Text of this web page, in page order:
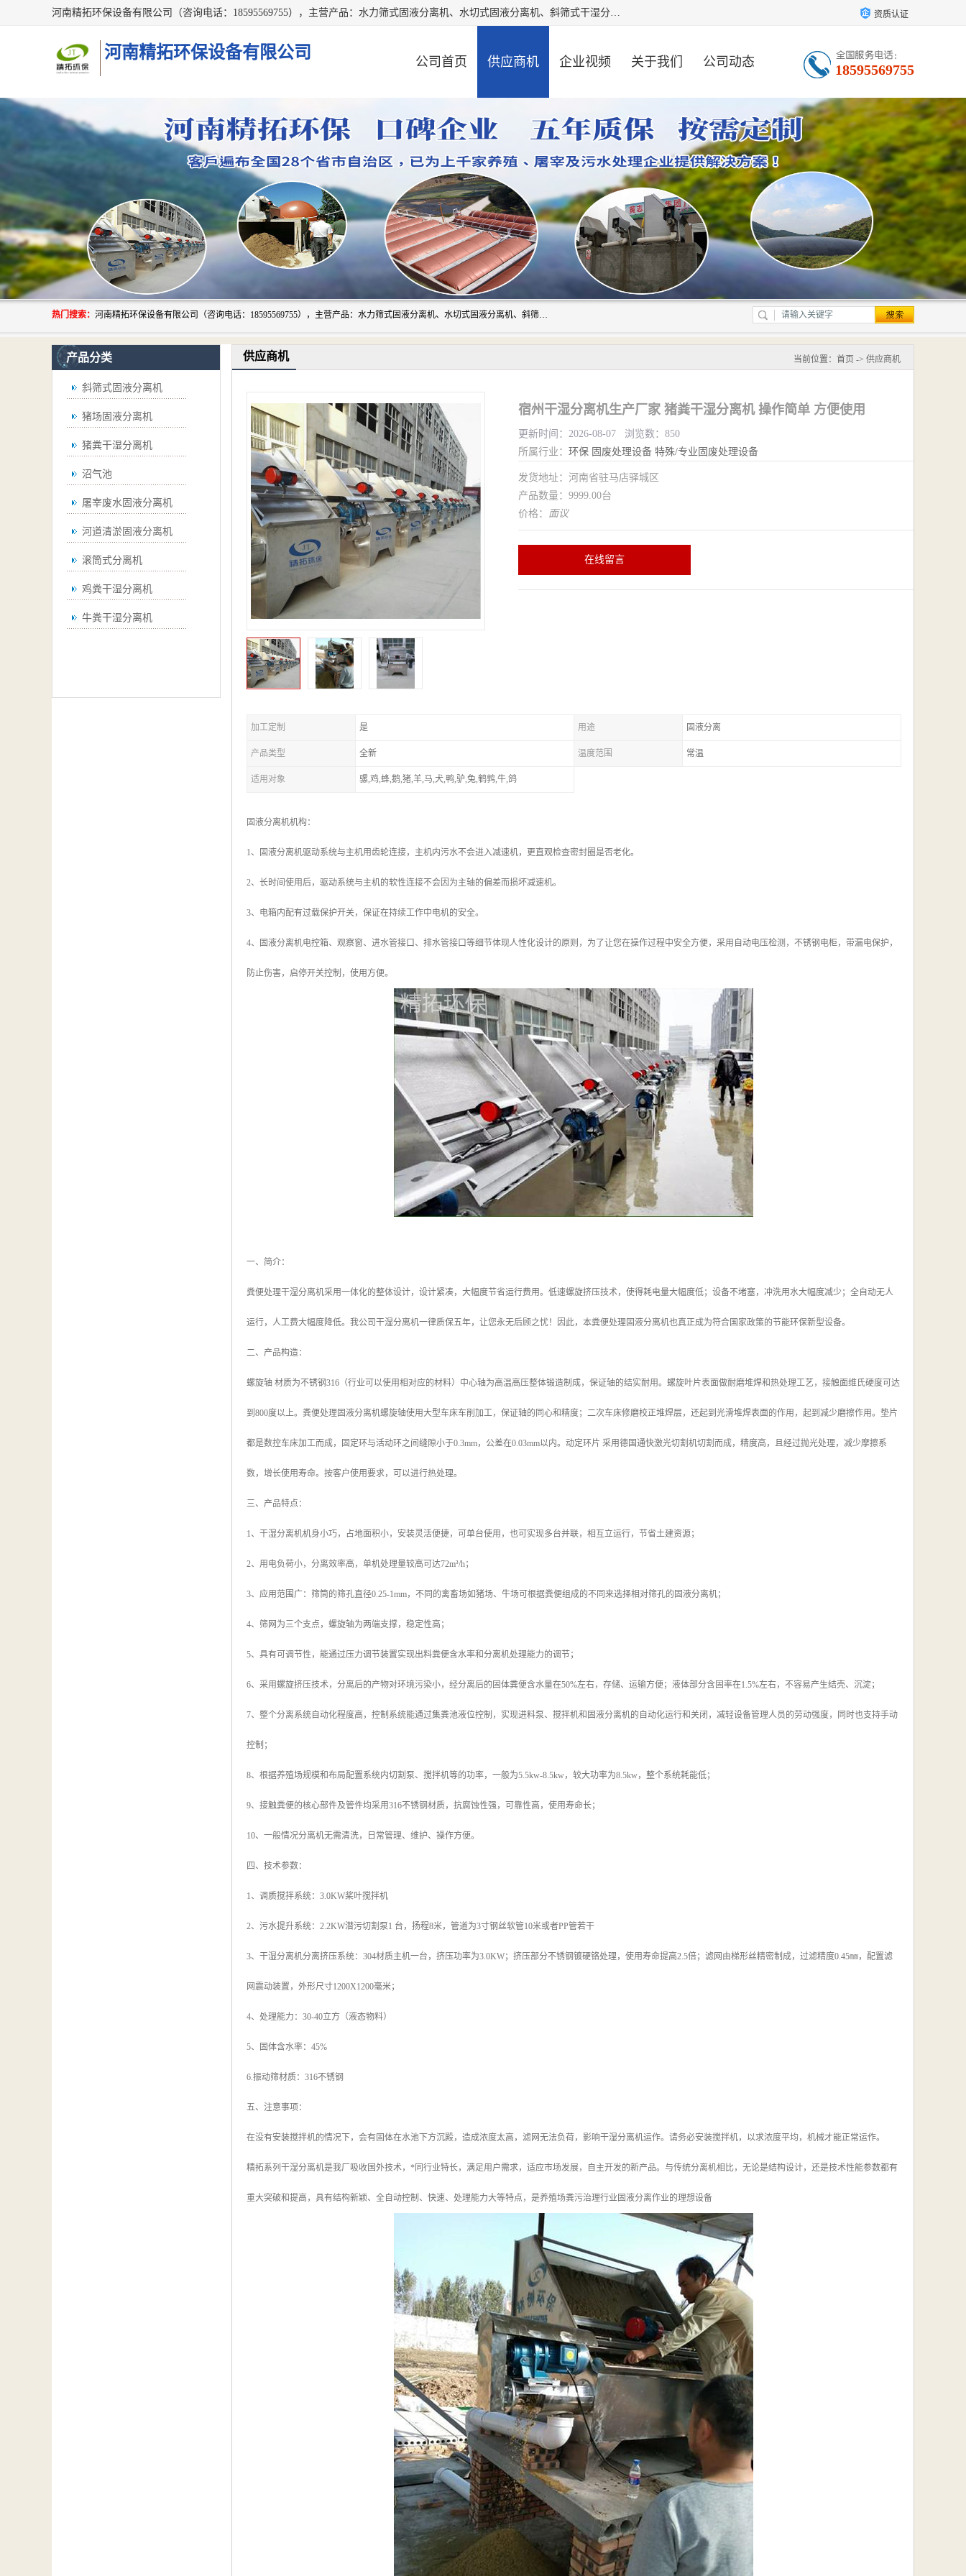
河南精拓环保设备有限公司（咨询电话：18595569755），主营产品：水力筛式固液分离机、水切式固液分离机、斜筛式干湿分离机、养猪场固液分离机、斜筛式固液分离机、屠宰场固液分离机、猪场干湿分离机等。公司从事固液分离设备及配套沼气池的研发、设计、销售与施工，并提供污水处理整体解决方案。 资质认证
河南精拓环保设备有限公司 公司首页 供应商机 企业视频 关于我们 公司动态 18595569755
热门搜索： 河南精拓环保设备有限公司（咨询电话：18595569755），主营产品：水力筛式固液分离机、水切式固液分离机、斜筛式干湿分离机、养猪场固液分离机、斜筛式固液分离机、屠宰场固液分离机、猪场干湿分离机等。公司从事固液分离设备及配套沼气池的研发、设计、销售与施工，并提供污水处理整体解决方案。
产品分类
斜筛式固液分离机
猪场固液分离机
猪粪干湿分离机
沼气池
屠宰废水固液分离机
河道清淤固液分离机
滚筒式分离机
鸡粪干湿分离机
牛粪干湿分离机
供应商机 当前位置： 首页 -> 供应商机
宿州干湿分离机生产厂家 猪粪干湿分离机 操作简单 方便使用
更新时间：2026-08-07 浏览数：850
所属行业： 环保 固废处理设备 特殊/专业固废处理设备
发货地址：河南省驻马店驿城区
产品数量：9999.00台
价格： 面议
在线留言
加工定制 是 用途 固液分离
产品类型 全新 温度范围 常温
适用对象 骡,鸡,蜂,鹅,猪,羊,马,犬,鸭,驴,兔,鹌鹑,牛,鸽
固液分离机机构：
1、固液分离机驱动系统与主机用齿轮连接，主机内污水不会进入减速机，更直观检查密封圈是否老化。
2、长时间使用后，驱动系统与主机的软性连接不会因为主轴的偏差而损坏减速机。
3、电箱内配有过载保护开关，保证在持续工作中电机的安全。
4、固液分离机电控箱、观察窗、进水管接口、排水管接口等细节体现人性化设计的原则，为了让您在操作过程中安全方便，采用自动电压检测，不锈钢电柜，带漏电保护，
防止伤害，启停开关控制，使用方便。
一、简介：
粪便处理干湿分离机采用一体化的整体设计，设计紧凑，大幅度节省运行费用。低速螺旋挤压技术，使得耗电量大幅度低；设备不堵塞，冲洗用水大幅度减少；全自动无人
运行，人工费大幅度降低。我公司干湿分离机一律质保五年，让您永无后顾之忧！因此，本粪便处理固液分离机也真正成为符合国家政策的节能环保新型设备。
二、产品构造：
螺旋轴 材质为不锈钢316（行业可以使用相对应的材料）中心轴为高温高压整体锻造制成，保证轴的结实耐用。螺旋叶片表面做耐磨堆焊和热处理工艺，接触面维氏硬度可达
到800度以上。粪便处理固液分离机螺旋轴使用大型车床车削加工，保证轴的同心和精度；二次车床修磨校正堆焊层，还起到光滑堆焊表面的作用，起到减少磨擦作用。垫片
都是数控车床加工而成，固定环与活动环之间缝隙小于0.3mm，公差在0.03mm以内。动定环片 采用德国通快激光切割机切割而成，精度高，且经过抛光处理，减少摩擦系
数，增长使用寿命。按客户使用要求，可以进行热处理。
三、产品特点：
1、干湿分离机机身小巧，占地面积小，安装灵活便捷，可单台使用，也可实现多台并联，相互立运行，节省土建资源；
2、用电负荷小，分离效率高，单机处理量较高可达72m³/h；
3、应用范围广：筛筒的筛孔直径0.25-1mm，不同的禽畜场如猪场、牛场可根据粪便组成的不同来选择相对筛孔的固液分离机；
4、筛网为三个支点，螺旋轴为两端支撑，稳定性高；
5、具有可调节性，能通过压力调节装置实现出料粪便含水率和分离机处理能力的调节；
6、采用螺旋挤压技术，分离后的产物对环境污染小，经分离后的固体粪便含水量在50%左右，存储、运输方便；液体部分含固率在1.5%左右，不容易产生结壳、沉淀；
7、整个分离系统自动化程度高，控制系统能通过集粪池液位控制，实现进料泵、搅拌机和固液分离机的自动化运行和关闭，减轻设备管理人员的劳动强度，同时也支持手动
控制；
8、根据养殖场规模和布局配置系统内切割泵、搅拌机等的功率，一般为5.5kw-8.5kw，较大功率为8.5kw，整个系统耗能低；
9、接触粪便的核心部件及管件均采用316不锈钢材质，抗腐蚀性强，可靠性高，使用寿命长；
10、一般情况分离机无需清洗，日常管理、维护、操作方便。
四、技术参数：
1、调质搅拌系统：3.0KW桨叶搅拌机
2、污水提升系统：2.2KW潜污切割泵1 台，扬程8米，管道为3寸钢丝软管10米或者PP管若干
3、干湿分离机分离挤压系统：304材质主机一台，挤压功率为3.0KW；挤压部分不锈钢镀硬铬处理，使用寿命提高2.5倍；滤网由梯形丝精密制成，过滤精度0.45㎜，配置滤
网震动装置，外形尺寸1200X1200毫米；
4、处理能力：30-40立方（液态物料）
5、固体含水率：45%
6.振动筛材质：316不锈钢
五、注意事项：
在没有安装搅拌机的情况下，会有固体在水池下方沉殿，造成浓度太高，滤网无法负荷，影响干湿分离机运作。请务必安装搅拌机，以求浓度平均，机械才能正常运作。
精拓系列干湿分离机是我厂吸收国外技术，*同行业特长，满足用户需求，适应市场发展，自主开发的新产品。与传统分离机相比，无论是结构设计，还是技术性能参数都有
重大突破和提高，具有结构新颖、全自动控制、快速、处理能力大等特点，是养殖场粪污治理行业固液分离作业的理想设备